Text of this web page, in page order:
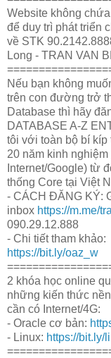
Website không
để duy trì phát triển
về STK
Long - TRAN VAN
Nếu bạn không
trên con đường trở
Database thì hãy
DATABASE A-Z
tôi với toàn bộ bí kíp
20 năm kinh
Internet/Google) từ
thống Core tại Việt
- CÁCH ĐĂNG KÝ:
inbox https://m.me/
090.29.12.888
- Chi tiết tham khảo:
https://bit.ly/oaz_w
2 khóa học online
những kiến thức
cần có Internet/4G:
- Oracle cơ bản:
- Linux: https://bit.ly/